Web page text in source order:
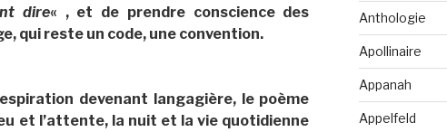
dire« , et de prendre conscience des
qui reste un code, une convention.
devenant langagière, le poème
et l’attente, la nuit et la vie quotidienne
Anthologie
Apollinaire
Appanah
Appelfeld